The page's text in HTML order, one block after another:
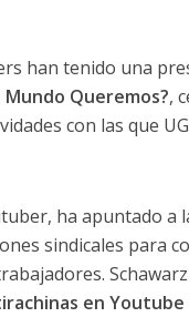
han tenido una
Mundo Queremos?,
con las que
ha apuntado a
sindicales para
en